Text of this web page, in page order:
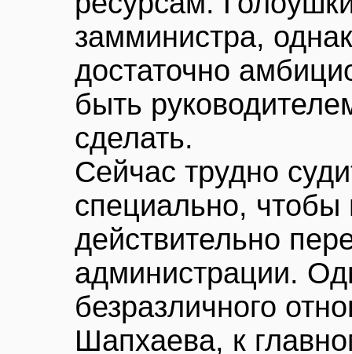
замминистра,
достаточно
быть
сделать.
Сейчас трудно
специально, чтобы
действительно
администрации.
безразличного
Шапхаева, к